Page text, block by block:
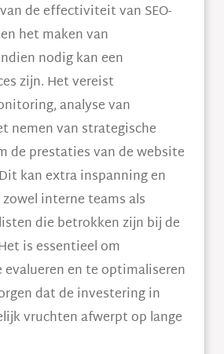
de effectiviteit van SEO-
het maken van
nodig kan een
zijn. Het vereist
analyse van
nemen van strategische
de prestaties van de website
kan extra inspanning en
interne teams als
die betrokken zijn bij de
is essentieel om
en te optimaliseren
dat de investering in
vruchten afwerpt op lange